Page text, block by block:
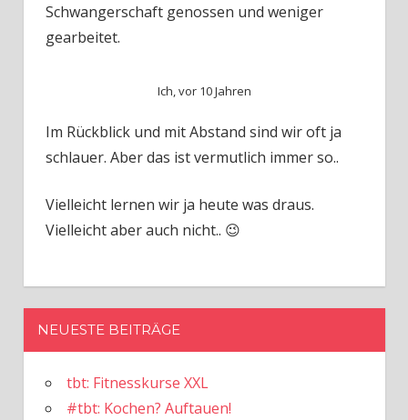
Schwangerschaft genossen und weniger
gearbeitet.
Ich, vor 10 Jahren
Im Rückblick und mit Abstand sind wir oft ja
schlauer. Aber das ist vermutlich immer so..
Vielleicht lernen wir ja heute was draus.
Vielleicht aber auch nicht.. 😉
NEUESTE BEITRÄGE
tbt: Fitnesskurse XXL
#tbt: Kochen? Auftauen!